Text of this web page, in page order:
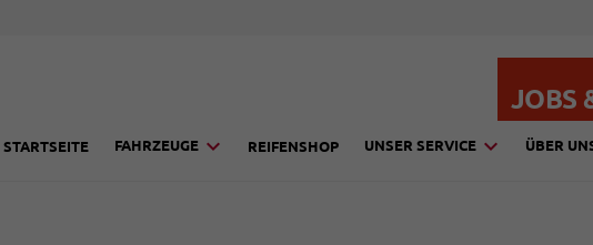
JOBS
STARTSEITE FAHRZEUGE REIFENSHOP UNSER SERVICE ÜBER